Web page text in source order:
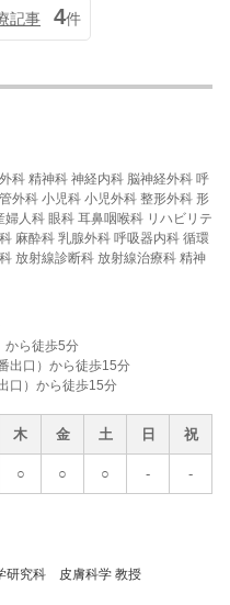
記事 4件
科 精神科 神経内科 脳神経外科 呼
外科 小児科 小児外科 整形外科 形
人科 眼科 耳鼻咽喉科 リハビリテ
麻酔科 乳腺外科 呼吸器内科 循環
放射線診断科 放射線治療科 精神
から徒歩5分
出口）から徒歩15分
口）から徒歩15分
木 金 土 日 祝
○ ○ ○ - -
研究科 皮膚科学 教授